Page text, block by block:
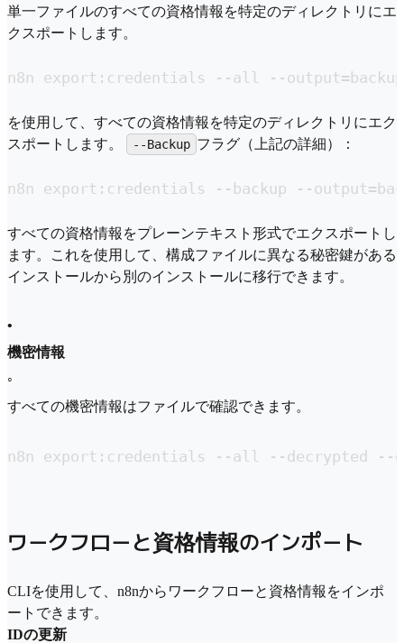
単一ファイルのすべての資格情報を特定のディレクトリにエ
クスポートします。
n8n export:credentials --all --
を使用して、すべての資格情報を特定のディレクトリにエク
スポートします。
--Backup フラグ（上記の詳細）：
n8n export:credentials --backup --
すべての資格情報をプレーンテキスト形式でエクスポートし
ます。これを使用して、構成ファイルに異なる秘密鍵がある
インストールから別のインストールに移行できます。
•
機密情報
◦
すべての機密情報はファイルで確認できます。
n8n export:credentials --all --decrypted --
ワークフローと資格情報のインポート
CLIを使用して、n8nからワークフローと資格情報をインポ
ートできます。
IDの更新